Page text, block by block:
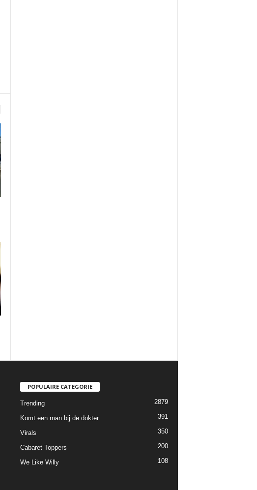
POPULAIRE CATEGORIE
Trending 2879
Komt een man bij de dokter 391
Virals 350
Cabaret Toppers 200
We Like Willy 108